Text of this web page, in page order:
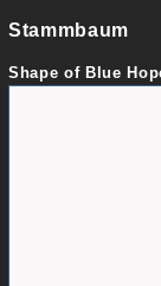
Stammbaum
Shape of Blue